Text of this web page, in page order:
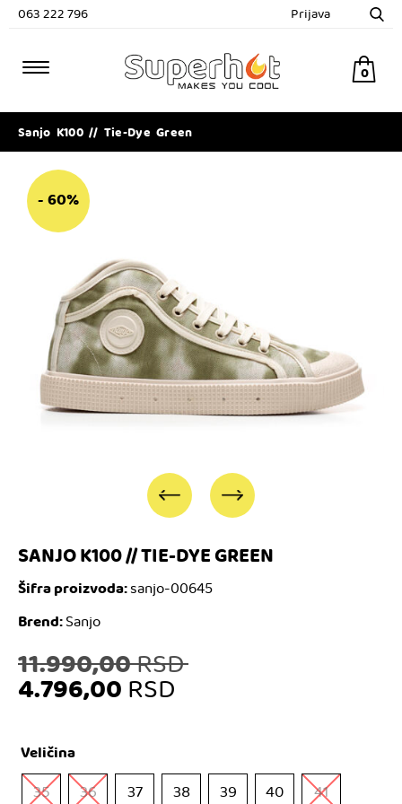
063 222 796 Prijava
Sanjo K100 // Tie-Dye Green
- 60%
SANJO K100 // TIE-DYE GREEN
Šifra proizvoda:sanjo-00645
Brend:Sanjo
11.990,00RSDOriginalna
bila:
4.796,00RSD
cena
Veličina
35
36 37 38 39 40 41
0